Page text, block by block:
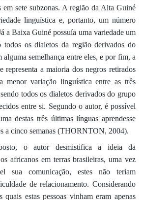
em sete subzonas. A região da Alta Guiné
linguística e, portanto, um número
a Baixa Guiné possuía uma variedade um
todos os dialetos da região derivados do
semelhança entre eles, e por fim, a
representa a maioria dos negros retirados
menor variação linguística entre as três
todos os dialetos derivados do grupo
entre si. Segundo o autor, é possível
destas três últimas línguas aprendesse
a cinco semanas (THORNTON, 2004).
o autor desmistifica a ideia da
africanos em terras brasileiras, uma vez
sua comunicação, estes não teriam
de relacionamento. Considerando
quais estas pessoas vinham eram apenas